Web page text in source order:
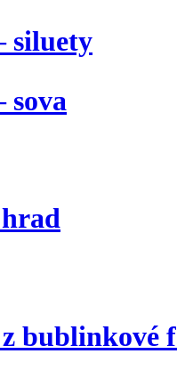
siluety
sova
bublinkové